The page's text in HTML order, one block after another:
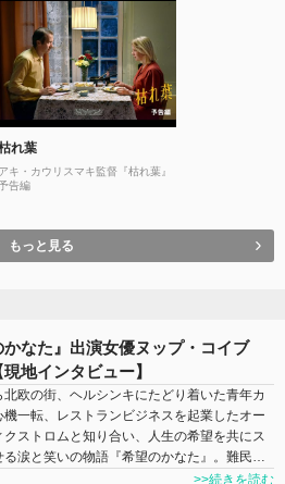
れ葉
アキ・カウリスマキ監督『枯れ葉』
告編
もっと見る
なた』出演女優ヌップ・コイブ
地インタビュー】
北欧の街、ヘルシンキにたどり着いた青年カ
機一転、レストランビジネスを起業したオー
クストロムと知り合い、人生の希望を共にス
る涙と笑いの物語『希望のかなた』。難民…
>>続きを読む